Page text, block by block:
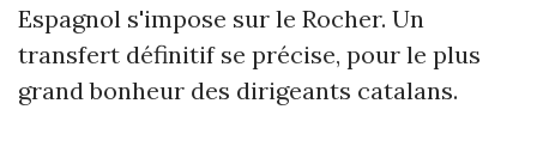
Espagnol s'impose sur le Rocher. Un
transfert définitif se précise, pour le plus
grand bonheur des dirigeants catalans.